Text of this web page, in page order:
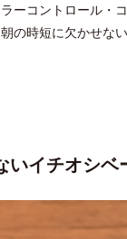
ーコントロール・
の時短に欠かせない
イチオシベ